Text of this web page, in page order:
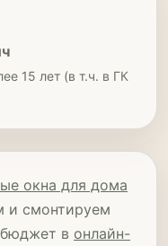
15 лет (в т.ч. в ГК
окна для дома
и смонтируем
в онлайн-